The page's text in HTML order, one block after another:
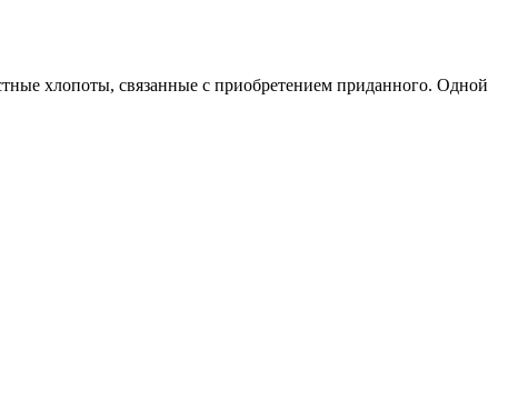
хлопоты, связанные с приобретением приданного. Одной